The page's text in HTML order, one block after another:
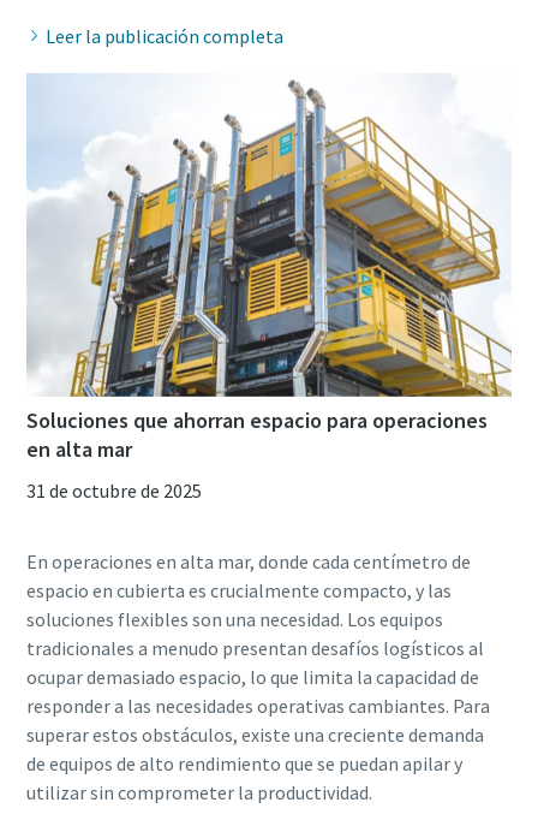
Leer la publicación completa
Soluciones que ahorran espacio para operaciones
en alta mar
31 de octubre de 2025
En operaciones en alta mar, donde cada centímetro de
espacio en cubierta es crucialmente compacto, y las
soluciones flexibles son una necesidad. Los equipos
tradicionales a menudo presentan desafíos logísticos al
ocupar demasiado espacio, lo que limita la capacidad de
responder a las necesidades operativas cambiantes. Para
superar estos obstáculos, existe una creciente demanda
de equipos de alto rendimiento que se puedan apilar y